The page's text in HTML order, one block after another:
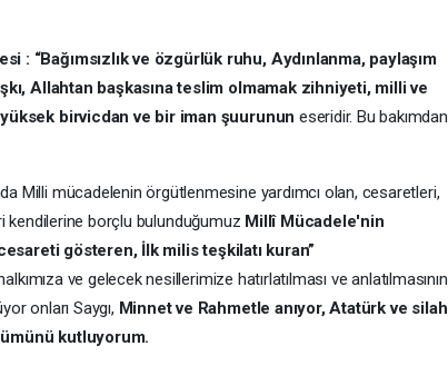
: “Bağımsızlık ve özgürlük ruhu, Aydınlanma, paylaşım
Allahtan başkasına teslim olmamak zihniyeti, milli ve
yüksek birvicdan ve bir iman şuurunun eseridir. Bu bakımdan
Milli mücadelenin örgütlenmesine yardımcı olan, cesaretleri,
kendilerine borçlu bulunduğumuz Millî Mücadele'nin
gösteren, İlk milis teşkilatı kuran”
ve gelecek nesillerimize hatırlatılması ve anlatılmasının
onları Saygı, Minnet ve Rahmetle anıyor, Atatürkve silah
kutluyorum.